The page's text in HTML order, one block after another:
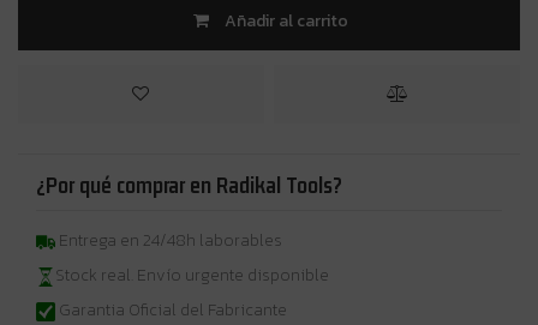
Añadir al carrito
¿Por qué comprar en Radikal Tools?
Entrega en 24/48h laborables
Stock real. Envío urgente disponible
Garantia Oficial del Fabricante